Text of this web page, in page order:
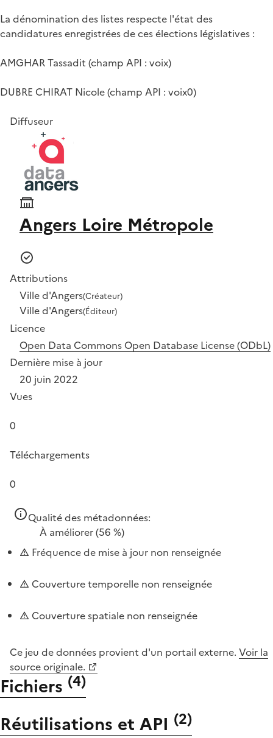
La dénomination des listes respecte l'état des
candidatures enregistrées de ces élections législatives :
AMGHAR Tassadit (champ API : voix)
DUBRE CHIRAT Nicole (champ API : voix0)
Diffuseur
Angers Loire Métropole
Attributions
Ville d'Angers(Créateur)
Ville d'Angers(Éditeur)
Licence
Open Data Commons Open Database License (ODbL)
Dernière mise à jour
20 juin 2022
Vues
0
Téléchargements
0
Qualité des métadonnées:
À améliorer(56 %)
Fréquence de mise à jour non renseignée
Couverture temporelle non renseignée
Couverture spatiale non renseignée
Ce jeu de données provient d'un portail externe. Voir la
source originale.
Fichiers (4)
Réutilisations et API (2)